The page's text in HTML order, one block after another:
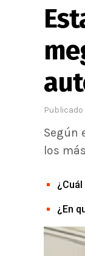
Publicado
Según
los
¿En